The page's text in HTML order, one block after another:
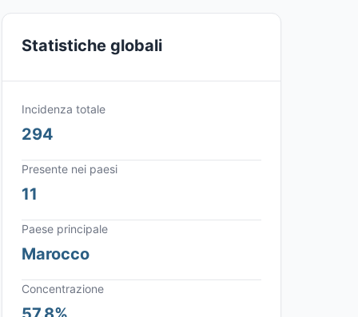
Statistiche globali
Incidenza totale
294
Presente nei paesi
11
Paese principale
Marocco
Concentrazione